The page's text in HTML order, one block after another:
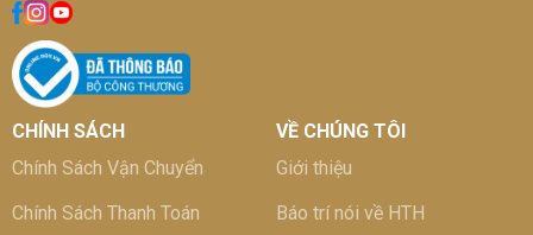
CHÍNH SÁCH
Chính Sách Vận Chuyển
Chính Sách Thanh Toán
VỀ CHÚNG TÔI
Giới thiệu
Báo trí nói về HTH